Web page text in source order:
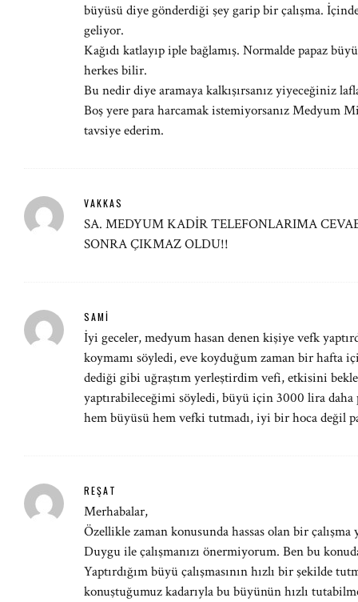
büyüsü diye gönderdiği şey garip bir çalışma.
geliyor.
Kağıdı katlayıp iple bağlamış. Normalde papaz
herkes bilir.
Bu nedir diye aramaya kalkışırsanız yiyeceğiniz
Boş yere para harcamak istemiyorsanız Medyum
tavsiye ederim.
VAKKAS
SA. MEDYUM KADİR TELEFONLARIMA
SONRA ÇIKMAZ OLDU!!
SAMI
İyi geceler, medyum hasan denen kişiye vefk
koymamı söyledi, eve koyduğum zaman bir hafta
dediği gibi uğraştım yerleştirdim vefi, etkisini
yaptırabileceğimi söyledi, büyü için 3000 lira daha
hem büyüsü hem vefki tutmadı, iyi bir hoca değil
REŞAT
Merhabalar,
Özellikle zaman konusunda hassas olan bir
Duygu ile çalışmanızı önermiyorum. Ben bu
Yaptırdığım büyü çalışmasının hızlı bir şekilde
konuştuğumuz kadarıyla bu büyünün hızlı